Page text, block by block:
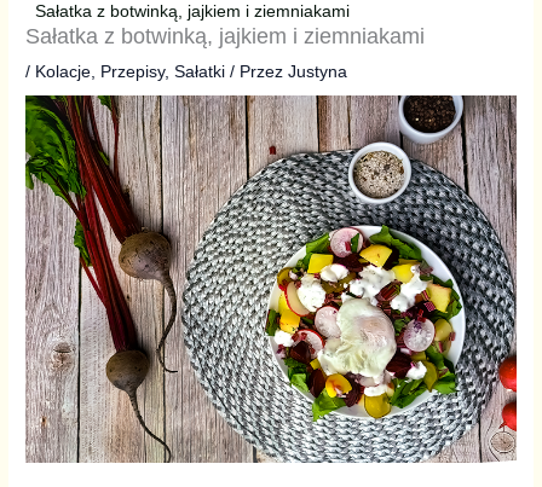
Sałatka z botwinką, jajkiem i ziemniakami
Sałatka z botwinką, jajkiem i ziemniakami
/ Kolacje Przepisy,Sałatki / PrzezJustyna